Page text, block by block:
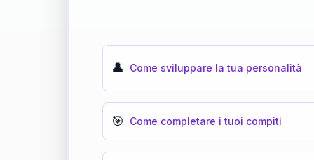
👤 Come sviluppare la tua personalità
🎯 Come completare i tuoi compiti